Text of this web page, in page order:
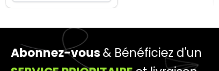
Abonnez-vous& Bénéficiez d'un